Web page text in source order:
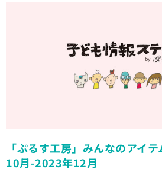
「ぷるす工房」みんなのアイ
10月-2023年12月